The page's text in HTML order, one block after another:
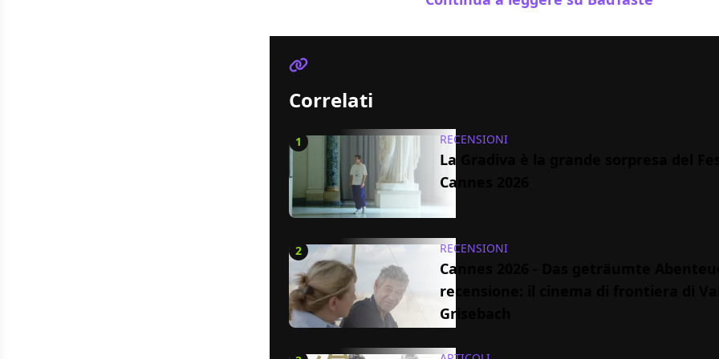
Correlati
1 RECENSIONI
La Gradiva è la grande sorpresa del
Cannes 2026
2 RECENSIONI
Cannes 2026 - Das geträumte
recensione: il cinema di frontiera di
Grisebach